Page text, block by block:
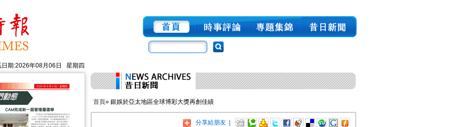
日期:2026年08月06日 星期四
首頁» 銀娛於亞太地區全球博彩大獎再創佳績
分享給朋友 |